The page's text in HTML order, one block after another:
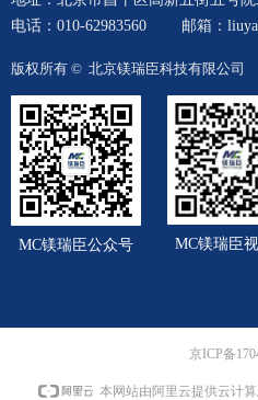
版权所有 © 北京镁瑞臣科技有限公司
电话：010-62983560 邮箱：
MC镁瑞臣公众号 MC镁瑞臣
京ICP备
本网站由阿里云提供云计算